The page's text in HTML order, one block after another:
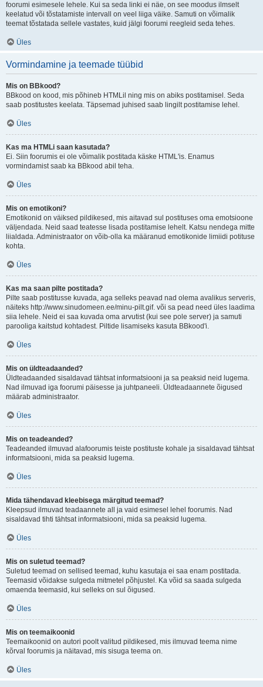
foorumi esimesele lehele. Kui sa seda linki ei näe, on see moodus ilmselt
keelatud või tõstatamiste intervall on veel liiga väike. Samuti on võimalik
teemat tõstatada sellele vastates, kuid jälgi foorumi reegleid seda tehes.
Üles
Vormindamine ja teemade tüübid
Mis on BBkood?
BBkood on kood, mis põhineb HTMLil ning mis on abiks postitamisel. Seda
saab postitustes keelata. Täpsemad juhised saab lingilt postitamise lehel.
Üles
Kas ma HTMLi saan kasutada?
Ei. Siin foorumis ei ole võimalik postitada käske HTML'is. Enamus
vormindamist saab ka BBkood abil teha.
Üles
Mis on emotikoni?
Emotikonid on väiksed pildikesed, mis aitavad sul postituses oma emotsioone
väljendada. Neid saad teatesse lisada postitamise lehelt. Katsu nendega mitte
liialdada. Administraator on võib-olla ka määranud emotikonide limiidi potituse
kohta.
Üles
Kas ma saan pilte postitada?
Pilte saab postitusse kuvada, aga selleks peavad nad olema avalikus serveris,
näiteks http://www.sinudomeen.ee/minu-pilt.gif. või sa pead need üles laadima
siia lehele. Neid ei saa kuvada oma arvutist (kui see pole server) ja samuti
parooliga kaitstud kohtadest. Piltide lisamiseks kasuta BBkood'i.
Üles
Mis on üldteadaanded?
Üldteadaanded sisaldavad tähtsat informatsiooni ja sa peaksid neid lugema.
Nad ilmuvad iga foorumi päisesse ja juhtpaneeli. Üldteadaannete õigused
määrab administraator.
Üles
Mis on teadeanded?
Teadeanded ilmuvad alafoorumis teiste postituste kohale ja sisaldavad tähtsat
informatsiooni, mida sa peaksid lugema.
Üles
Mida tähendavad kleebisega märgitud teemad?
Kleepsud ilmuvad teadaannete all ja vaid esimesel lehel foorumis. Nad
sisaldavad tihti tähtsat informatsiooni, mida sa peaksid lugema.
Üles
Mis on suletud teemad?
Suletud teemad on sellised teemad, kuhu kasutaja ei saa enam postitada.
Teemasid võidakse sulgeda mitmetel põhjustel. Ka võid sa saada sulgeda
omaenda teemasid, kui selleks on sul õigused.
Üles
Mis on teemaikoonid
Teemaikoonid on autori poolt valitud pildikesed, mis ilmuvad teema nime
kõrval foorumis ja näitavad, mis sisuga teema on.
Üles